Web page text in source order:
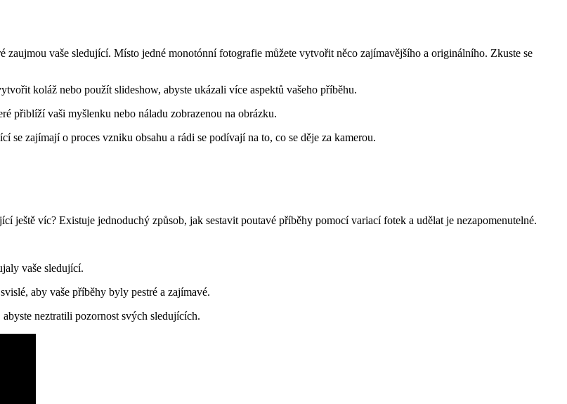
vaše sledující. Místo jedné monotónní fotografie můžete vytvořit něco zajímavějšího a originálního. Zkuste se
koláž nebo použít slideshow, abyste ​ukázali více aspektů vašeho ⁤příběhu.
přiblíží vaši myšlenku nebo náladu zobrazenou na obrázku.
se zajímají o proces vzniku obsahu a⁤ rádi se⁢ podívají ⁢na to, co ⁣se děje za kamerou.
ještě víc? Existuje jednoduchý způsob, jak sestavit poutavé příběhy pomocí variací fotek a udělat je nezapomenutelné.
vaše sledující.
aby vaše příběhy byly pestré a ‌zajímavé.
⁤neztratili pozornost ⁤svých sledujících.